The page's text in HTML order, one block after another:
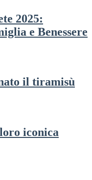
2025:
e Benessere
il tiramisù
iconica